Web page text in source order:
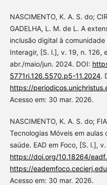
NASCIMENTO, K. A. S. do;
GADELHA, L. M. de L. A
inclusão digital à
Interagir, [S. l.], v. 19, n. 126,
abr./maio/jun. 2024. DOI:
5771ri.126.5570.p5-11.2024.
https://
Acesso em: 30 mar. 2026.
NASCIMENTO, K. A. S. do;
Tecnologias Móveis em
saúde. EAD em Foco, [S. l.],
https://doi.org/10.18264/
https://
Acesso em: 30 mar. 2026.